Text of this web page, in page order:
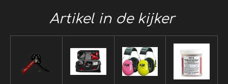
Artikel in de kijker